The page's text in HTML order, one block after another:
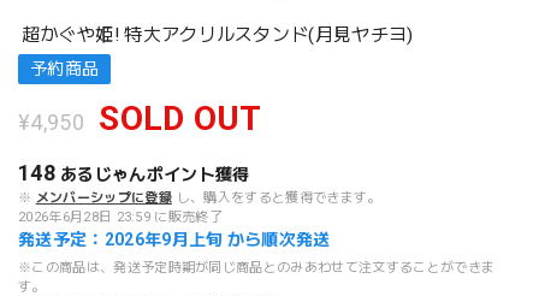
超かぐや姫! 特大アクリルスタンド(月見ヤチヨ)
予約商品
¥4,950 SOLD OUT
148 あるじゃんポイント獲得
※ メンバーシップに登録 し、購入をすると獲得できます。
2026年6月28日 23:59 に販売終了
発送予定：2026年9月上旬 から順次発送
※この商品は、発送予定時期が同じ商品とのみあわせて注文することができま
す。